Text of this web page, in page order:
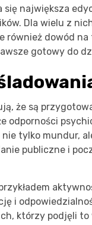
największa
Dla wielu z
również dowód
gotowy do
że są
odporności
nie tylko mundur,
publiczne i
i
którzy podjęli to